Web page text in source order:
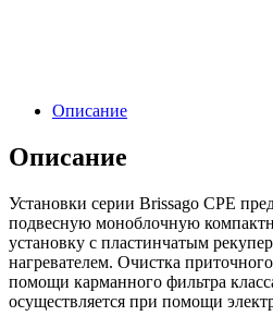
Описание
Описание
Установки серии Brissago CPE
подвесную моноблочную
установку с пластинчатым
нагревателем. Очистка
помощи карманного фильтра
осуществляется при помощи